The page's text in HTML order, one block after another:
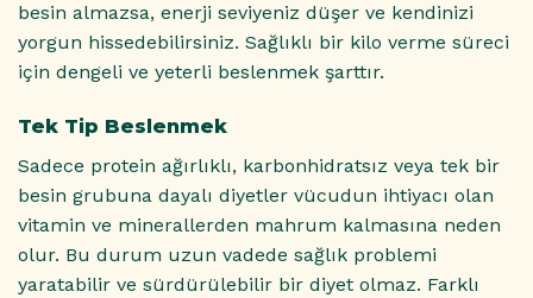
besin almazsa, enerji seviyeniz düşer ve kendinizi
yorgun hissedebilirsiniz. Sağlıklı bir kilo verme süreci
için dengeli ve yeterli beslenmek şarttır.
Tek Tip Beslenmek
Sadece protein ağırlıklı, karbonhidratsız veya tek bir
besin grubuna dayalı diyetler vücudun ihtiyacı olan
vitamin ve minerallerden mahrum kalmasına neden
olur. Bu durum uzun vadede sağlık problemi
yaratabilir ve sürdürülebilir bir diyet olmaz. Farklı